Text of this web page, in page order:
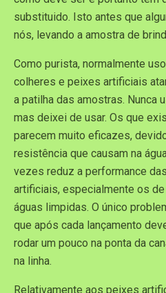
substituido. Isto antes que
nós, levando a amostra de
Como purista, normalmente
colheres e peixes artificiais
a patilha das amostras. Nunca
mas deixei de usar. Os que
parecem muito eficazes,
resistência que causam na
vezes reduz a performance
artificiais, especialmente os de
águas limpidas. O único
que após cada lançamento
rodar um pouco na ponta da
na linha.
Relativamente aos peixes